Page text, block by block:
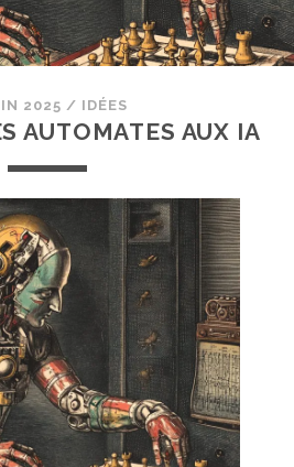
2025 / IDÉES
AUTOMATES AUX IA